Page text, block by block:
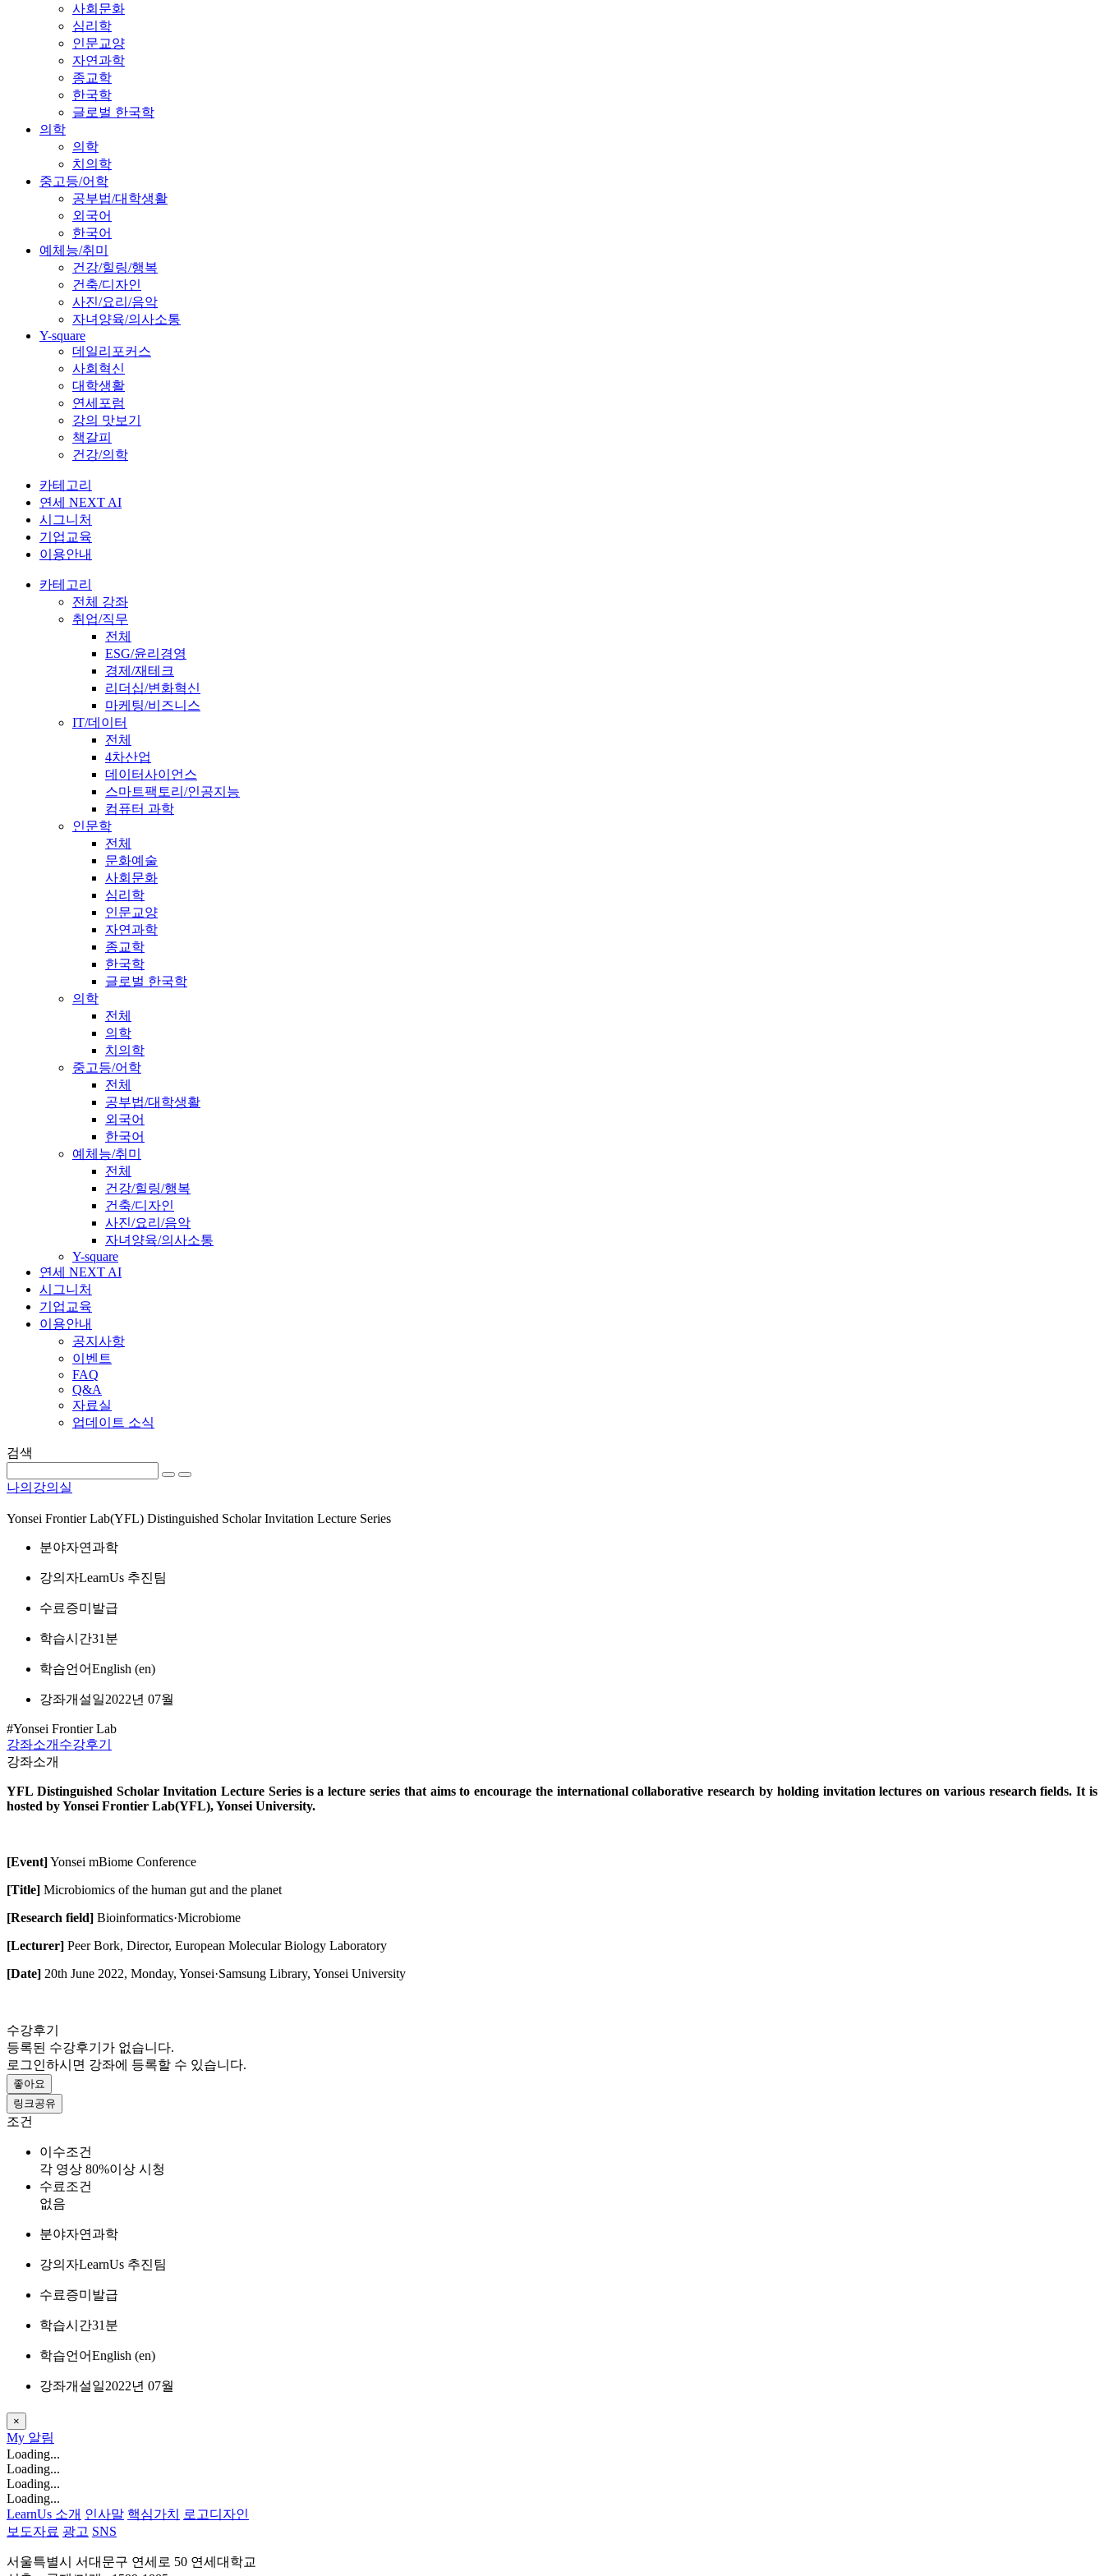
사회문화
심리학
인문교양
자연과학
종교학
한국학
글로벌 한국학
의학
의학
치의학
중고등/어학
공부법/대학생활
외국어
한국어
예체능/취미
건강/힐링/행복
건축/디자인
사진/요리/음악
자녀양육/의사소통
Y-square
데일리포커스
사회혁신
대학생활
연세포럼
강의 맛보기
책갈피
건강/의학
카테고리
연세 NEXT AI
시그니처
기업교육
이용안내
카테고리
전체 강좌
취업/직무
전체
ESG/윤리경영
경제/재테크
리더십/변화혁신
마케팅/비즈니스
IT/데이터
전체
4차산업
데이터사이언스
스마트팩토리/인공지능
컴퓨터 과학
인문학
전체
문화예술
사회문화
심리학
인문교양
자연과학
종교학
한국학
글로벌 한국학
의학
전체
의학
치의학
중고등/어학
전체
공부법/대학생활
외국어
한국어
예체능/취미
전체
건강/힐링/행복
건축/디자인
사진/요리/음악
자녀양육/의사소통
Y-square
연세 NEXT AI
시그니처
기업교육
이용안내
공지사항
이벤트
FAQ
Q&A
자료실
업데이트 소식
검색
나의강의실
Yonsei Frontier Lab(YFL) Distinguished Scholar Invitation Lecture Series
분야자연과학
강의자LearnUs 추진팀
수료증미발급
학습시간31분
학습언어English ‎(en)‎
강좌개설일2022년 07월
#Yonsei Frontier Lab
강좌소개 수강후기
강좌소개
YFL Distinguished Scholar Invitation Lecture Series is a lecture series that aims to encourage the international collaborative research by holding invitation lectures on various research fields. It is
hosted by Yonsei Frontier Lab(YFL), Yonsei University.
[Event]Yonsei mBiome Conference
[Title] Microbiomics of the human gut and the planet
[Research field] Bioinformatics·Microbiome
[Lecturer] Peer Bork, Director, European Molecular Biology Laboratory
[Date] 20th June 2022, Monday, Yonsei·Samsung Library, Yonsei University
수강후기
등록된 수강후기가 없습니다.
로그인하시면 강좌에 등록할 수 있습니다.
좋아요
링크공유
조건
이수조건
각 영상 80%이상 시청
수료조건
없음
분야자연과학
강의자LearnUs 추진팀
수료증미발급
학습시간31분
학습언어English ‎(en)‎
강좌개설일2022년 07월
×
My 알림
Loading...
Loading...
Loading...
Loading...
LearnUs 소개 인사말 핵심가치
로고디자인
보도자료 광고 SNS
서울특별시 서대문구 연세로 50 연세대학교